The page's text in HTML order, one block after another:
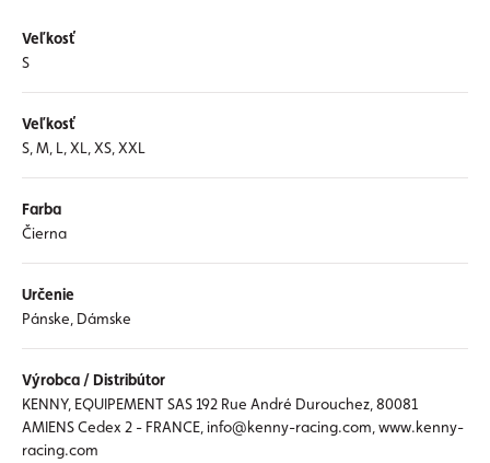
Veľkosť
S
Veľkosť
S, M, L, XL, XS, XXL
Farba
Čierna
Určenie
Pánske, Dámske
Výrobca / Distribútor
KENNY, EQUIPEMENT SAS 192 Rue André Durouchez, 80081
AMIENS Cedex 2 - FRANCE, info@kenny-racing.com, www.kenny-
racing.com